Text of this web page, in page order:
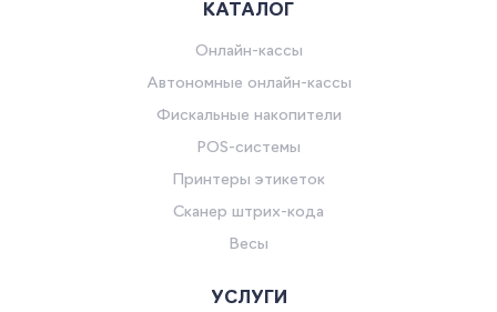
КАТАЛОГ
Онлайн-кассы
Автономные онлайн-кассы
Фискальные накопители
POS-системы
Принтеры этикеток
Сканер штрих-кода
Весы
УСЛУГИ